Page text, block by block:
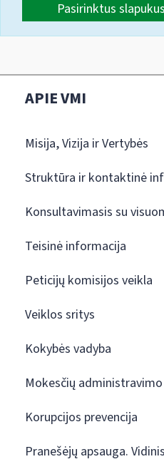
Pasirinktus slapukus
APIE VMI
Misija, Vizija ir Vertybės
Struktūra ir kontaktinė
Konsultavimasis su
Teisinė informacija
Peticijų komisijos veikla
Veiklos sritys
Kokybės vadyba
Mokesčių
Korupcijos prevencija
Pranešėjų apsauga.